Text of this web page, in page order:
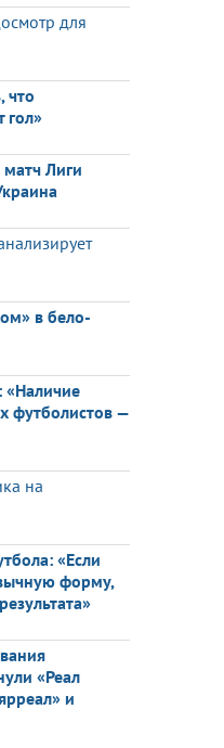
для
что
гол»
Лиги
в бело-
футболистов —
на
«Если
форму,
«Реал
и